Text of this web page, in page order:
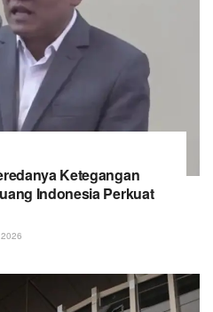
Ketegangan
Indonesia Perkuat